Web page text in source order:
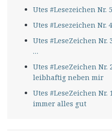
Utes #Lesezeichen Nr.
Utes #Lesezeichen Nr.
Utes #LeseZeichen Nr.
…
Utes #LeseZeichen Nr.
leibhaftig neben mir
Utes #LeseZeichen
immer alles gut